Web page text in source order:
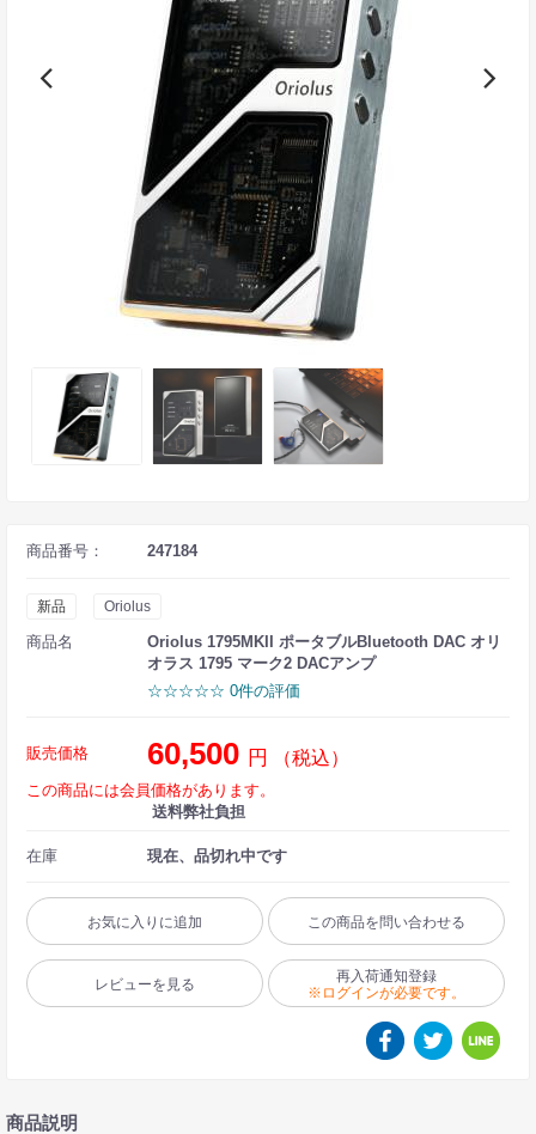
商品番号： 247184
新品 Oriolus
商品名
Oriolus 1795MKII ポータブルBluetooth DAC オリ
オラス 1795 マーク2 DACアンプ
☆☆☆☆☆ 0件の評価
販売価格 60,500 円 （税込）
この商品には会員価格があります。
送料弊社負担
在庫 現在、品切れ中です
お気に入りに追加 この商品を問い合わせる
レビューを見る
再入荷通知登録
※ログインが必要です。
商品説明